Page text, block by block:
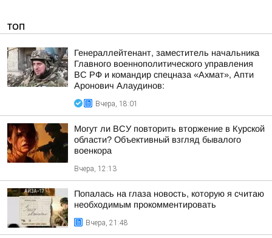
ТОП
Генераллейтенант, заместитель начальника
Главного военнополитического управления
ВС РФ и командир спецназа «Ахмат», Апти
Аронович Алаудинов:
Вчера, 18:01
Могут ли ВСУ повторить вторжение в Курской
области? Объективный взгляд бывалого
военкора
Вчера, 12:13
Попалась на глаза новость, которую я считаю
необходимым прокомментировать
Вчера, 21:48